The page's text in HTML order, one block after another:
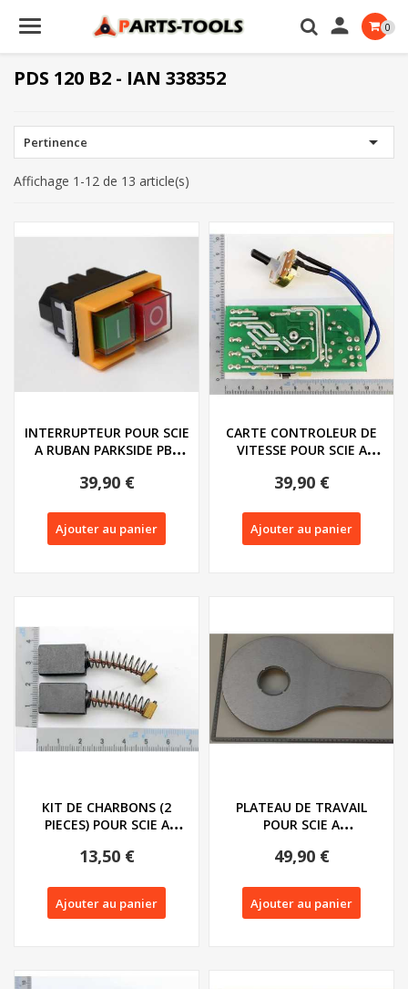
 0
PDS 120 B2 - IAN 338352
Pertinence 
Affichage 1-12 de 13 article(s)
INTERRUPTEUR POUR SCIE
A RUBAN PARKSIDE PBS
39,90 €
Ajouter au panier
CARTE CONTROLEUR DE
VITESSE POUR SCIE A
39,90 €
Ajouter au panier
KIT DE CHARBONS (2
PIECES) POUR SCIE A
13,50 €
Ajouter au panier
PLATEAU DE TRAVAIL
POUR SCIE A
PDS...
49,90 €
Ajouter au panier